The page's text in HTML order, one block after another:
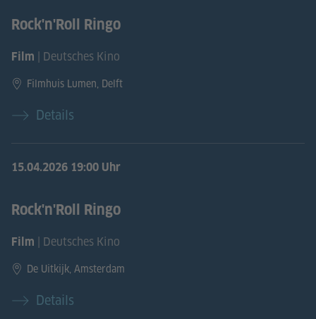
Rock'n'Roll Ringo
Film | Deutsches Kino
Filmhuis Lumen, Delft
Details
15.04.2026 19:00 Uhr
Rock'n'Roll Ringo
Film | Deutsches Kino
De Uitkijk, Amsterdam
Details